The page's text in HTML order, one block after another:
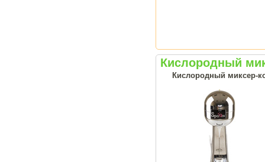
Кислородный
Кислородный миксер-